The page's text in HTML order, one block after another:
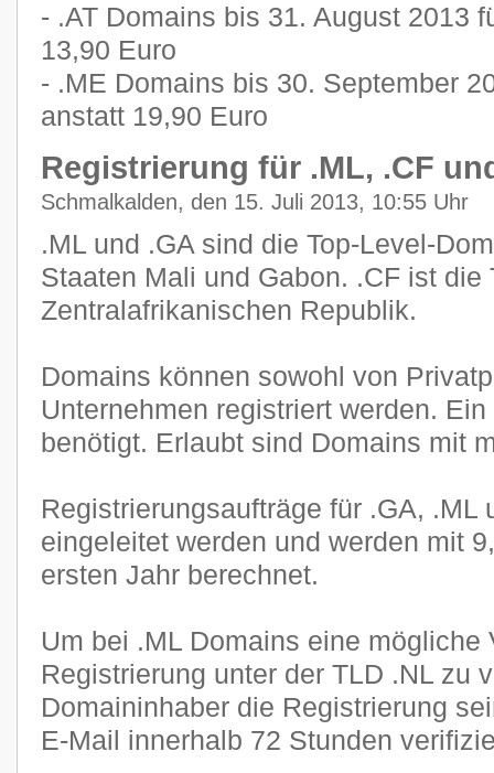
- .AT Domains bis 31. August 2013
13,90 Euro
- .ME Domains bis 30. September
anstatt 19,90 Euro
Registrierung für .ML, .CF
Schmalkalden, den 15. Juli 2013, 10:55 Uhr
.ML und .GA sind die Top-Level-
Staaten Mali und Gabon. .CF ist die
Zentralafrikanischen Republik.
Domains können sowohl von
Unternehmen registriert werden.
benötigt. Erlaubt sind Domains mit
Registrierungsaufträge für .GA, .ML
eingeleitet werden und werden mit
ersten Jahr berechnet.
Um bei .ML Domains eine mögliche
Registrierung unter der TLD .NL zu
Domaininhaber die Registrierung
E-Mail innerhalb 72 Stunden